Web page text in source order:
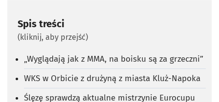
Spis treści
(kliknij, aby przejść)
„Wyglądają jak z MMA, na boisku są za grzeczni”
WKS w Orbicie z drużyną z miasta Kluż-Napoka
Ślęzę sprawdzą aktualne mistrzynie Eurocupu